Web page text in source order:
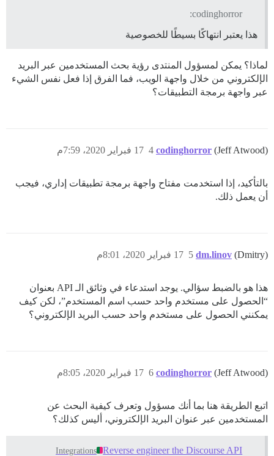
codinghorror:
هذا يعتبر انتهاكًا بسيطًا للخصوصية
لماذا؟ يمكن لمسؤول المنتدى رؤية بحث المستخدمين عبر البريد
الإلكتروني من خلال واجهة الويب، فما الفرق إذا فعل نفس الشيء
عبر واجهة برمجة التطبيقات؟
codinghorror (Jeff Atwood) 17 فبراير 2020، 7:59م 4
بالتأكيد، إذا استخدمت مفتاح واجهة برمجة تطبيقات إداري، فيجب
أن يعمل ذلك.
dm.linov (Dmitry) 17 فبراير 2020، 8:01م 5
هذا هو بالضبط سؤالي. يوجد استدعاء في وثائق الـ API بعنوان
“الحصول على مستخدم واحد حسب اسم المستخدم”، لكن كيف
يمكنني الحصول على مستخدم واحد حسب البريد الإلكتروني؟
codinghorror (Jeff Atwood) 17 فبراير 2020، 8:05م 6
اتبع الطريقة هنا بما أنك مسؤول وتعرف كيفية البحث عن
المستخدمين عبر عنوان البريد الإلكتروني، أليس كذلك؟
Reverse engineer the Discourse API
Integrations